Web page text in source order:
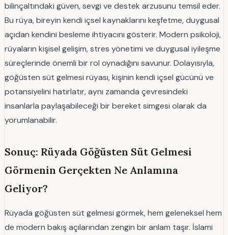
bilinçaltındaki güven, sevgi ve destek arzusunu temsil eder.
Bu rüya, bireyin kendi içsel kaynaklarını keşfetme, duygusal
açıdan kendini besleme ihtiyacını gösterir. Modern psikoloji,
rüyaların kişisel gelişim, stres yönetimi ve duygusal iyileşme
süreçlerinde önemli bir rol oynadığını savunur. Dolayısıyla,
göğüsten süt gelmesi rüyası, kişinin kendi içsel gücünü ve
potansiyelini hatırlatır, aynı zamanda çevresindeki
insanlarla paylaşabileceği bir bereket simgesi olarak da
yorumlanabilir.
Sonuç: Rüyada Göğüsten Süt Gelmesi
Görmenin Gerçekten Ne Anlamına
Geliyor?
Rüyada göğüsten süt gelmesi görmek, hem geleneksel hem
de modern bakış açılarından zengin bir anlam taşır. İslami